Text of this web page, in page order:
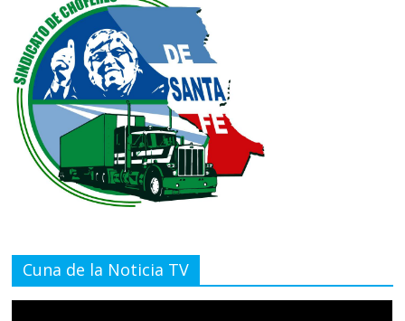
Cuna de la Noticia TV